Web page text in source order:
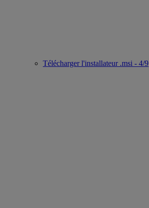
Télécharger l'installateur .msi - 4/9